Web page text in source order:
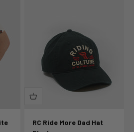
RC Ride More Dad Hat